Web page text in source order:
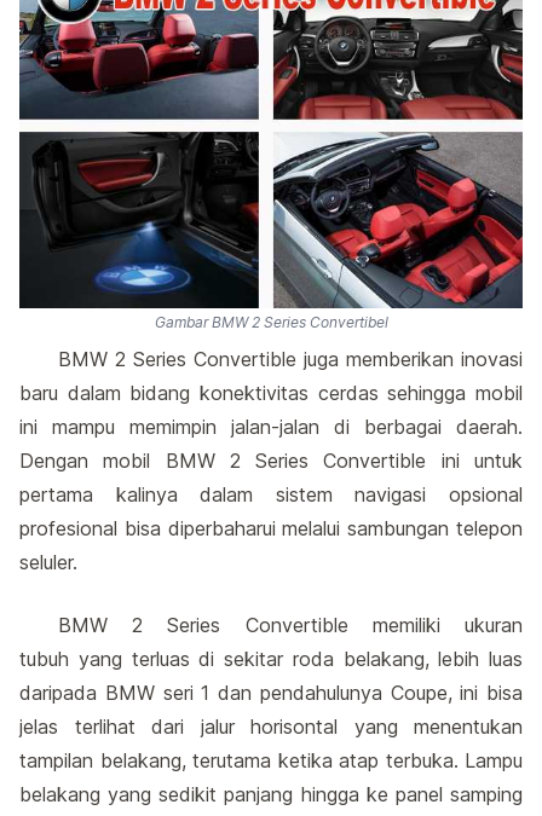
Gambar BMW 2 Series Convertibel
BMW 2 Series Convertible juga memberikan inovasi
baru dalam bidang konektivitas cerdas sehingga mobil
ini mampu memimpin jalan-jalan di berbagai daerah.
Dengan mobil BMW 2 Series Convertible ini untuk
pertama kalinya dalam sistem navigasi opsional
profesional bisa diperbaharui melalui sambungan telepon
seluler.
BMW 2 Series Convertible memiliki ukuran
tubuh yang terluas di sekitar roda belakang, lebih luas
daripada BMW seri 1 dan pendahulunya Coupe, ini bisa
jelas terlihat dari jalur horisontal yang menentukan
tampilan belakang, terutama ketika atap terbuka. Lampu
belakang yang sedikit panjang hingga ke panel samping